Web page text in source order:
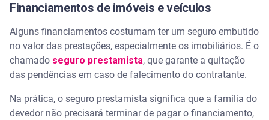
Financiamentos de imóveis e veículos
Alguns financiamentos costumam ter um seguro embutido
no valor das prestações, especialmente os imobiliários. É o
chamado seguro prestamista, que garante a quitação
das pendências em caso de falecimento do contratante.
Na prática, o seguro prestamista significa que a família do
devedor não precisará terminar de pagar o financiamento,